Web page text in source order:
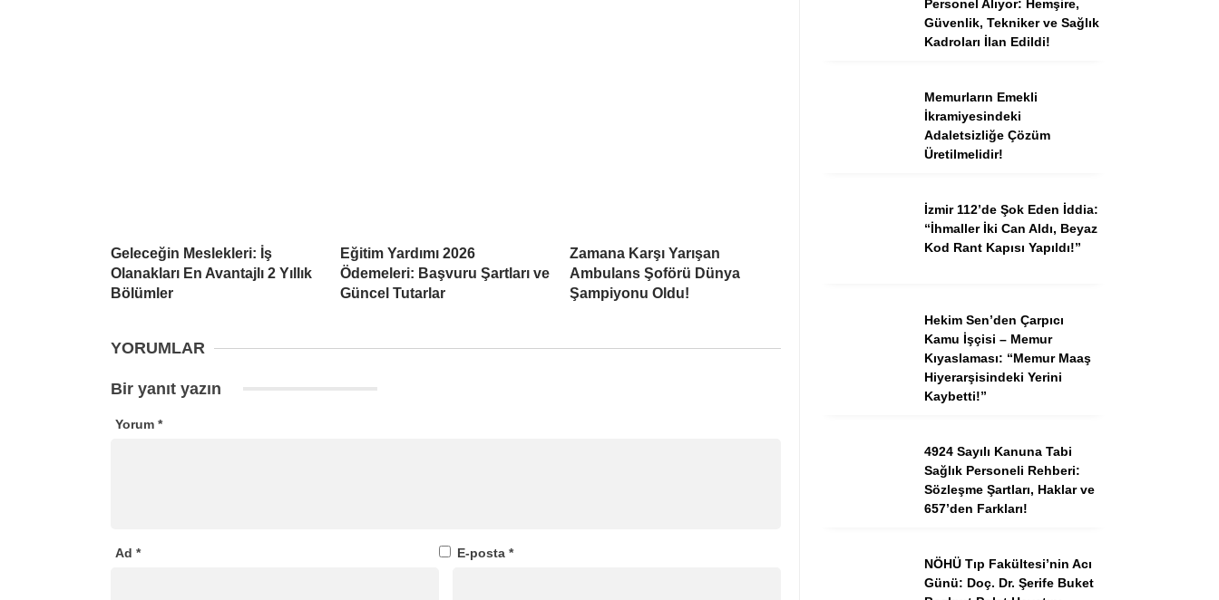
Geleceğin Meslekleri: İş
Olanakları En Avantajlı 2 Yıllık
Bölümler
Eğitim Yardımı 2026
Ödemeleri: Başvuru Şartları ve
Güncel Tutarlar
Zamana Karşı Yarışan
Ambulans Şoförü Dünya
Şampiyonu Oldu!
YORUMLAR
Bir yanıt yazın
Yorum *
Ad * E-posta *
Personel Alıyor: Hemşire,
Güvenlik, Tekniker ve Sağlık
Kadroları İlan Edildi!
Memurların Emekli
İkramiyesindeki
Adaletsizliğe Çözüm
Üretilmelidir!
İzmir 112’de Şok Eden İddia:
“İhmaller İki Can Aldı, Beyaz
Kod Rant Kapısı Yapıldı!”
Hekim Sen’den Çarpıcı
Kamu İşçisi – Memur
Kıyaslaması: “Memur Maaş
Hiyerarşisindeki Yerini
Kaybetti!”
4924 Sayılı Kanuna Tabi
Sağlık Personeli Rehberi:
Sözleşme Şartları, Haklar ve
657’den Farkları!
NÖHÜ Tıp Fakültesi’nin Acı
Günü: Doç. Dr. Şerife Buket